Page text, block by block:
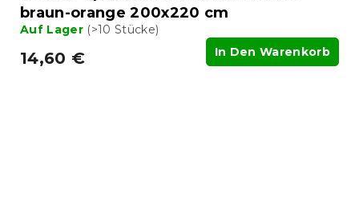
braun-orange 200x220 cm
Auf Lager (>10 Stücke)
14,60 € In Den Warenkorb